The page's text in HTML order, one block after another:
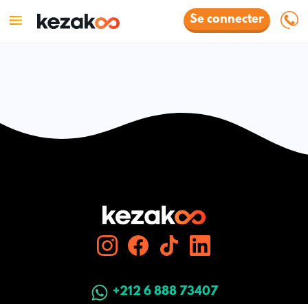
Se connecter
+212 6 888 73407